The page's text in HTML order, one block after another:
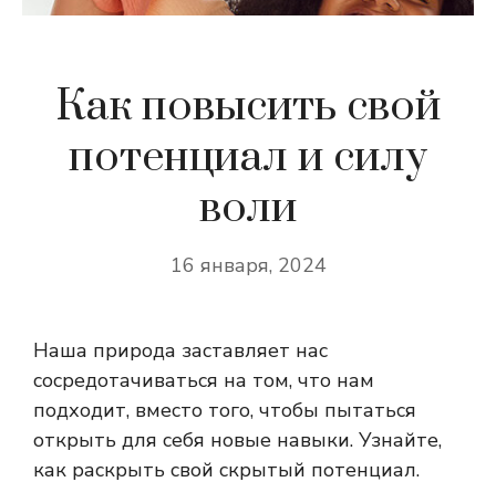
Как повысить свой
потенциал и силу
воли
16 января, 2024
Наша природа заставляет нас
сосредотачиваться на том, что нам
подходит, вместо того, чтобы пытаться
открыть для себя новые навыки. Узнайте,
как раскрыть свой скрытый потенциал.